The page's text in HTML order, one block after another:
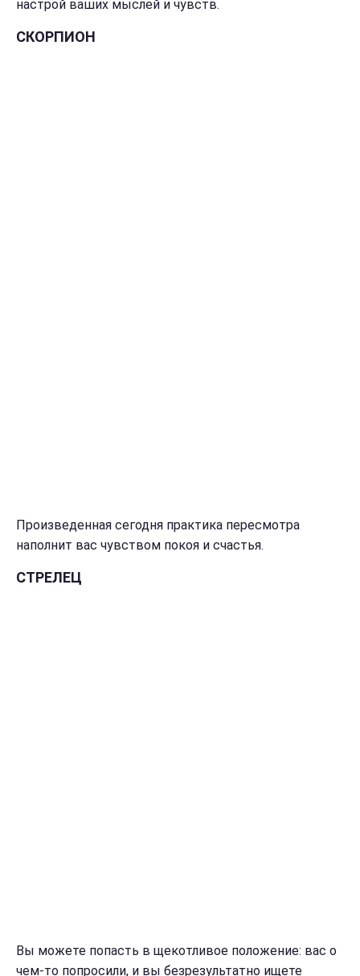
настрой ваших мыслей и чувств.
СКОРПИОН
Произведенная сегодня практика пересмотра
наполнит вас чувством покоя и счастья.
СТРЕЛЕЦ
Вы можете попасть в щекотливое положение: вас о
чем-то попросили, и вы безрезультатно ищете